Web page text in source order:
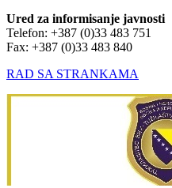
Ured za informisanje javnosti
Telefon: +387 (0)33 483 751
Fax: +387 (0)33 483 840
RAD SA STRANKAMA